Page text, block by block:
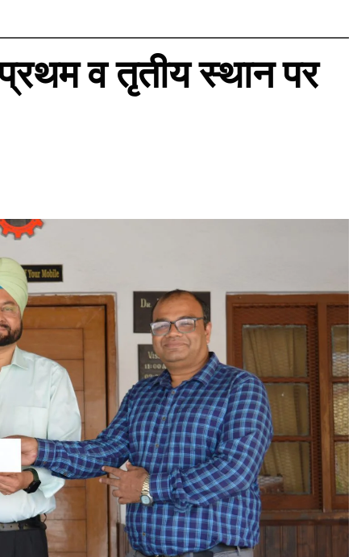
व तृतीय स्थान पर